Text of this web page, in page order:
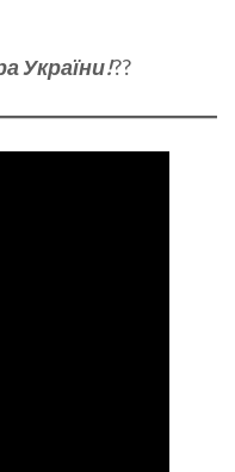
України!??